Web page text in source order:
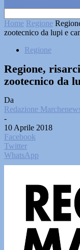
Home Regione
zootecnico da lupi e
Regione
Regione,
zootecnico da
Da
Redazione
-
10 Aprile 2018
Facebook
Twitter
WhatsApp